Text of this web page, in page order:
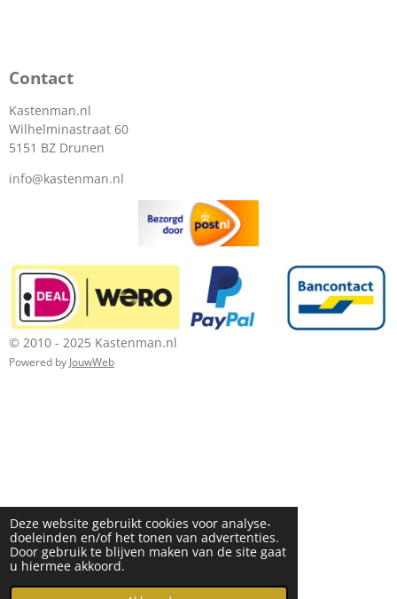
Deze website gebruikt cookies voor analyse-
doeleinden en/of het tonen van advertenties.
Door gebruik te blijven maken van de site gaat
u hiermee akkoord.
Contact
Kastenman.nl
Wilhelminastraat 60
5151 BZ Drunen
info@kastenman.nl
© 2010 - 2025 Kastenman.nl
Powered by JouwWeb